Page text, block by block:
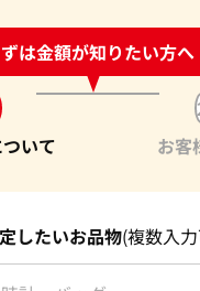
は金額が知りたい方へ
受付中!問い合わせフ
いて
お客
したいお品物(複数入